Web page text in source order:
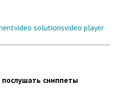
video solutionsvideo player
сниппеты